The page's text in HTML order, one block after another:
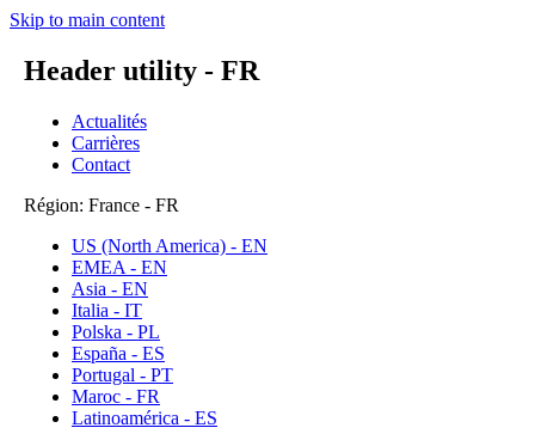
Skip to main content
Header utility - FR
Actualités
Carrières
Contact
Région: France - FR
US (North America) - EN
EMEA - EN
Asia - EN
Italia - IT
Polska - PL
España - ES
Portugal - PT
Maroc - FR
Latinoamérica - ES